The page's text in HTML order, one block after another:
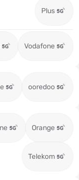
Plus
Vodafone
ooredoo
Orange
Telekom